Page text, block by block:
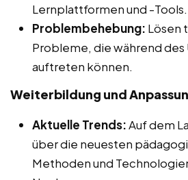
Lernplattformen und -Tools.
Problembehebung: Lösen
Probleme, die während
auftreten können.
Weiterbildung und
Aktuelle Trends:Auf dem
über die neuesten
Methoden und